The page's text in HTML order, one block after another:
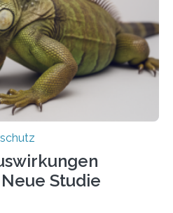
spannt sich neuerdings
Eingerichtet wurden sie
von
Wissenschaftlern des
Studie